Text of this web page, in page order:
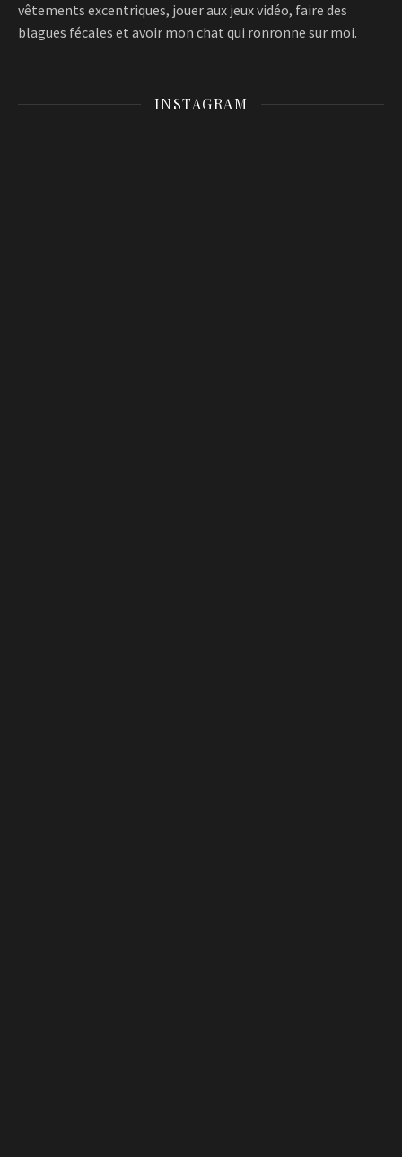
vêtements excentriques, jouer aux jeux vidéo, faire des
blagues fécales et avoir mon chat qui ronronne sur moi.
INSTAGRAM